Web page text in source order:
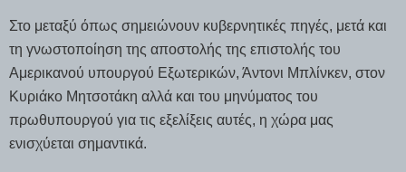
Στο μεταξύ όπως σημειώνουν κυβερνητικές πηγές, μετά και
τη γνωστοποίηση της αποστολής της επιστολής του
Αμερικανού υπουργού Εξωτερικών, Άντονι Μπλίνκεν, στον
Κυριάκο Μητσοτάκη αλλά και του μηνύματος του
πρωθυπουργού για τις εξελίξεις αυτές, η χώρα μας
ενισχύεται σημαντικά.